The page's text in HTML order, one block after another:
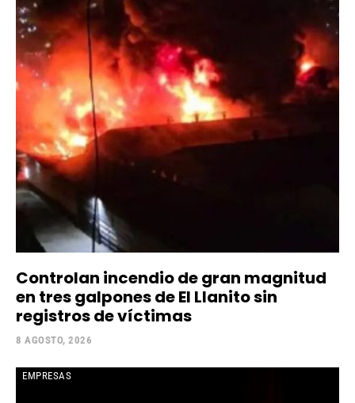
Controlan incendio de gran magnitud
en tres galpones de El Llanito sin
registros de víctimas
8 AGOSTO, 2026
EMPRESAS